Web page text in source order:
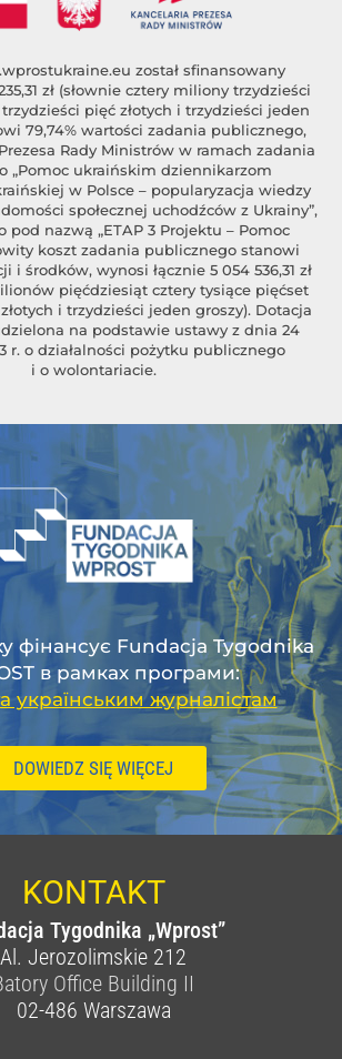
został sfinansowany
zł (słownie cztery miliony trzydzieści
pięć złotych i trzydzieści jeden
79,74% wartości zadania publicznego,
Rady Ministrów w ramach zadania
„Pomoc ukraińskim dziennikarzom
w Polsce – popularyzacja wiedzy
społecznej uchodźców z Ukrainy”,
pod nazwą „ETAP 3 Projektu – Pomoc
koszt zadania publicznego stanowi
i środków, wynosi łącznie 5 054 536,31 zł
pięćdziesiąt cztery tysiące pięćset
i trzydzieści jeden groszy). Dotacja
na podstawie ustawy z dnia 24
r. o działalności pożytku publicznego
i o wolontariacie.
фінансує Fundacja Tygodnika
в рамках програми:
українським журналістам
DOWIEDZ SIĘ WIĘCEJ
KONTAKT
Tygodnika „Wprost”
Al. Jerozolimskie 212
Office Building II
02-486 Warszawa